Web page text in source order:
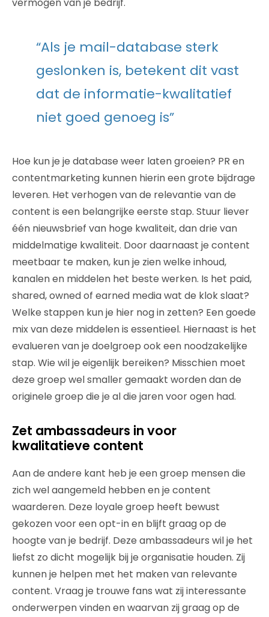
“Als je mail-database sterk
geslonken is, betekent dit vast
dat de informatie-kwalitatief
niet goed genoeg is”
Hoe kun je je database weer laten groeien? PR en
contentmarketing kunnen hierin een grote bijdrage
leveren. Het verhogen van de relevantie van de
content is een belangrijke eerste stap. Stuur liever
één nieuwsbrief van hoge kwaliteit, dan drie van
middelmatige kwaliteit. Door daarnaast je content
meetbaar te maken, kun je zien welke inhoud,
kanalen en middelen het beste werken. Is het paid,
shared, owned of earned media wat de klok slaat?
Welke stappen kun je hier nog in zetten? Een goede
mix van deze middelen is essentieel. Hiernaast is het
evalueren van je doelgroep ook een noodzakelijke
stap. Wie wil je eigenlijk bereiken? Misschien moet
deze groep wel smaller gemaakt worden dan de
originele groep die je al die jaren voor ogen had.
Zet ambassadeurs in voor
kwalitatieve content
Aan de andere kant heb je een groep mensen die
zich wel aangemeld hebben en je content
waarderen. Deze loyale groep heeft bewust
gekozen voor een opt-in en blijft graag op de
hoogte van je bedrijf. Deze ambassadeurs wil je het
liefst zo dicht mogelijk bij je organisatie houden. Zij
kunnen je helpen met het maken van relevante
content. Vraag je trouwe fans wat zij interessante
onderwerpen vinden en waarvan zij graag op de